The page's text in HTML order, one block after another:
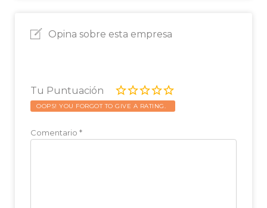
Opina sobre esta empresa
Tu Puntuación
OOPS! YOU FORGOT TO GIVE A RATING.
Comentario *